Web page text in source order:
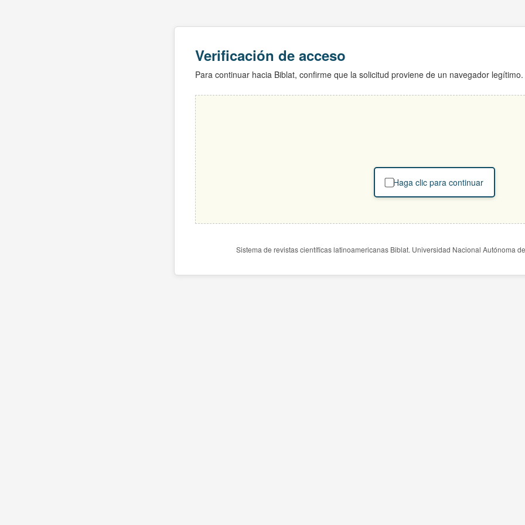
Verificación de acceso
Para continuar hacia Biblat, confirme que la solicitud proviene de un navegador legítimo.
Haga clic para continuar
Sistema de revistas científicas latinoamericanas Biblat. Universidad Nacional Autónoma